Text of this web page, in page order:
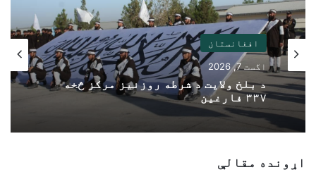
افغانستان
اگست 7, 2026
د بلخ ولایت د شرطه روزنیز مرکز څخه
۳۳۷ فارغین
اړونده مقالې